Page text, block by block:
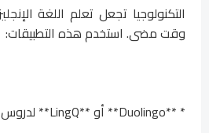
التكنولوجيا تجعل تعلم اللغة
وقت مضى. استخدم هذه التطبيقات:
* **Duolingo** أو **LingQ** لدروس تفاعلية.